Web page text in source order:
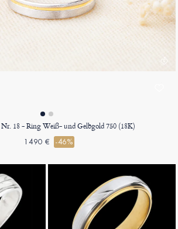
Nr. 18 - Ring Weiß- und Gelbgold 750 (18K)
1490 € -46%